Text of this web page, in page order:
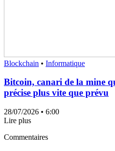
Blockchain • Informatique
Bitcoin, canari de la mine
précise plus vite que prévu
28/07/2026 • 6:00
Lire plus
Commentaires